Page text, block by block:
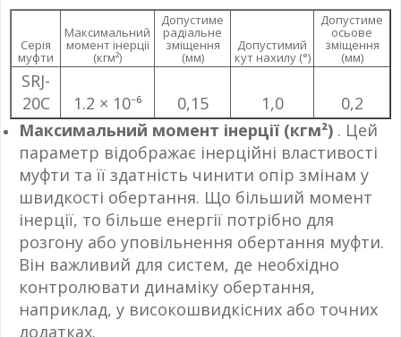
Серія
муфти
Максимальний
момент інерції
(кгм²)
Допустиме
радіальне
зміщення
(мм)
Допустимий
кут нахилу (°)
Допустиме
осьове
зміщення
(мм)
SRJ-
20C
1.2 × 10⁻⁶ 0,15 1,0
0,2
Максимальний момент інерції (кгм²) . Цей
параметр відображає інерційні властивості
муфти та її здатність чинити опір змінам у
швидкості обертання. Що більший момент
інерції, то більше енергії потрібно для
розгону або уповільнення обертання муфти.
Він важливий для систем, де необхідно
контролювати динаміку обертання,
наприклад, у високошвидкісних або точних
додатках.